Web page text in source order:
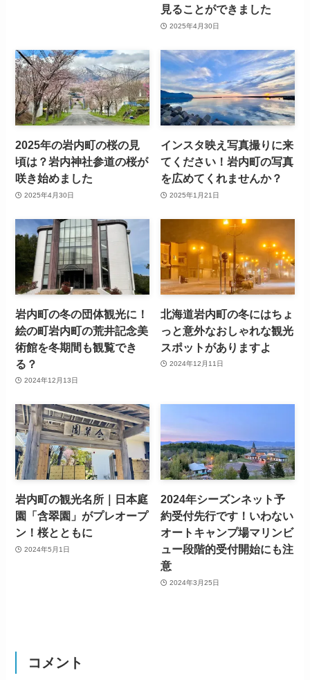
見ることができました
2025年4月30日
2025年の岩内町の桜の見
頃は？岩内神社参道の桜が
咲き始めました
2025年4月30日
インスタ映え写真撮りに来
てください！岩内町の写真
を広めてくれませんか？
2025年1月21日
岩内町の冬の団体観光に！
絵の町岩内町の荒井記念美
術館を冬期間も観覧でき
る？
2024年12月13日
北海道岩内町の冬にはちょ
っと意外なおしゃれな観光
スポットがありますよ
2024年12月11日
岩内町の観光名所｜日本庭
園「含翠園」がプレオープ
ン！桜とともに
2024年5月1日
2024年シーズンネット予
約受付先行です！いわない
オートキャンプ場マリンビ
ュー段階的受付開始にも注
意
2024年3月25日
コメント